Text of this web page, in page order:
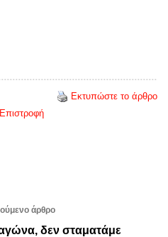
Εκτυπώστε το άρθρο
άρθρο
δεν σταματάμε